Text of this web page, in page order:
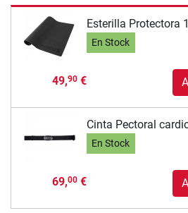
Esterilla Protectora
En Stock
49,90€
Cinta Pectoral
En Stock
69,00€